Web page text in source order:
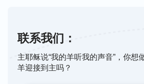
触到的灵，因着我在地的三步工作
灭）而在人中间按着不同时候向人
开），作我在人中间的工作。我第
赎时代，当然是在犹太家族中，所
“神”来在地上的是犹太民。这步工
联系我们：
主耶稣说“我的羊听我的声音”，你想
羊迎接到主吗？